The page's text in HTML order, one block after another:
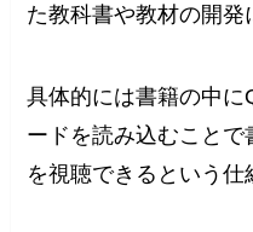
た教科書や教材の開発
具体的には書籍の中に
ードを読み込むこと
を視聴できるという仕